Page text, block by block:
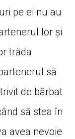
pe ei nu au
lor și
trăda
să
de bărbat
să stea în
avea nevoie